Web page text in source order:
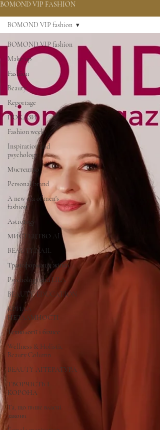
BOMOND VIP FASHION
BOMOND VIP fashion
Make up
Fashion
Beauty
Reportage
ПОКАЗИ
Fashion week
Inspiration and
psychology
Мистецтво
Personal brand
A new era of men's
fashion
Astrology
МИСТЕЦТВО AI
BEAUTY.NAIL
Трансформація жінки
Psychology and LILA
BEAUTY. EDUCATION
КРИЛА
НЕЗЛАМНОСТІ
Технології і бізнес
Wellness & Holistic
Beauty Column
BEAUTY ЛІТЕРАТУРА
ТВОРЧІСТЬ І
КОРОНА
Та, що пише власні
закони
BOMOND VIP fashion